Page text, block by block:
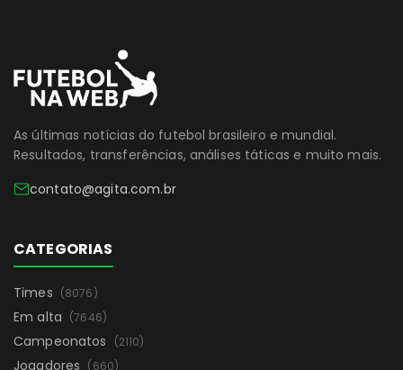
As últimas notícias do futebol brasileiro e mundial.
Resultados, transferências, análises táticas e muito mais.
contato@agita.com.br
CATEGORIAS
Times (8076)
Em alta (7646)
Campeonatos (2110)
Jogadores (660)